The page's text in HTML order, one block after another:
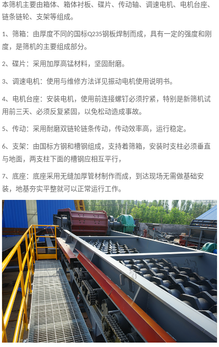
本筛机主要由箱体、箱体衬板、碟片、传动轴、调速电机、电机台座、
链条链轮、支架等组成。
1、筛箱：由厚度不同的 国标Q235钢板焊制而成，具有一定的强度和刚
度，是筛机的主要组成部分。
2、碟片 ：采用加厚高锰材料，坚固耐磨。
3、调速电机：使用与维修方法详见振动电机使用说明书。
4、电机台座：安装电机，使用前连接螺钉必须拧紧，特别是新筛机试
用前三天、必须反复紧固，以免松动造成事故。
5、传动：采用耐磨双链轮链条传动，传动效率高，运行稳定。
6、支架：由 国标方钢和槽钢组成，支持着筛箱，安装时支柱必须垂直
与地面，两支柱下面的槽钢应相互平行，
7、底座：底座采用无缝加厚管材制作而成，到达现场无需做基础安
装，地基夯实平整就可以正常运行工作。